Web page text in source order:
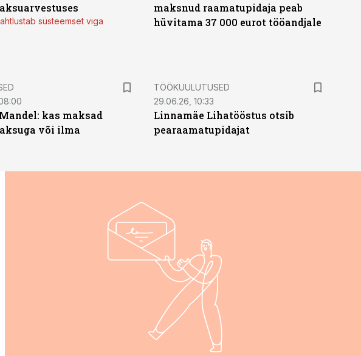
süsteemset viga
maksnud raamatupidaja peab
hüvitama 37 000 eurot tööandjale
kas maksad
või ilma
ST
TÖÖKUULUTUSED
29.06.26, 10:33
Linnamäe Lihatööstus otsib
pearaamatupidajat